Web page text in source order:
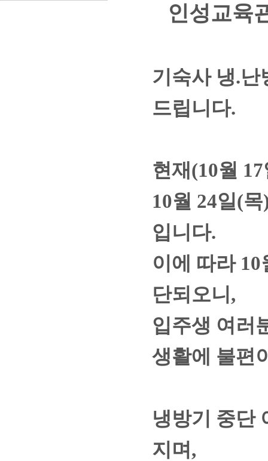
인성교육
기숙사 냉.난
드립니다.
현재(10월
10월 24일(
입니다.
이에 따라
단되오니,
입주생 여러
생활에 불편
냉방기 중단
지며,